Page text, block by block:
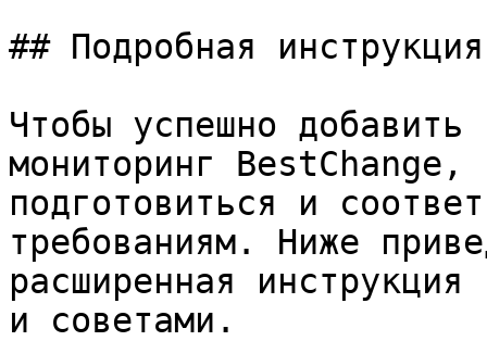
## Подробная
Чтобы успешно
мониторинг BestChange,
подготовиться и
требованиям. Ниже
расширенная
и советами.